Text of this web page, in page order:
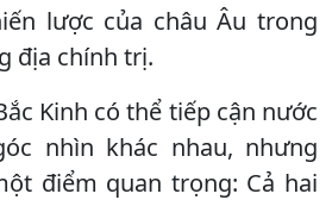
lược của châu Âu trong
địa chính trị.
Kinh có thể tiếp cận nước
nhìn khác nhau, nhưng
điểm quan trọng: Cả hai